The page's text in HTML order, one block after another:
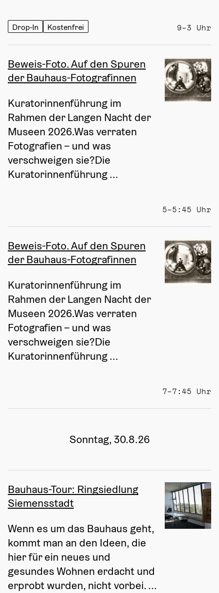
Drop-In Kostenfrei 9–3 Uhr
Beweis-Foto. Auf den Spuren
der Bauhaus-Fotografinnen
Kuratorinnenführung im
Rahmen der Langen Nacht der
Museen 2026.Was verraten
Fotografien – und was
verschweigen sie?Die
Kuratorinnenführung ...
5–5:45 Uhr
Beweis-Foto. Auf den Spuren
der Bauhaus-Fotografinnen
Kuratorinnenführung im
Rahmen der Langen Nacht der
Museen 2026.Was verraten
Fotografien – und was
verschweigen sie?Die
Kuratorinnenführung ...
7–7:45 Uhr
Sonntag, 30.8.26
Bauhaus-Tour: Ringsiedlung
Siemensstadt
Wenn es um das Bauhaus geht,
kommt man an den Ideen, die
hier für ein neues und
gesundes Wohnen erdacht und
erprobt wurden, nicht vorbei. ...